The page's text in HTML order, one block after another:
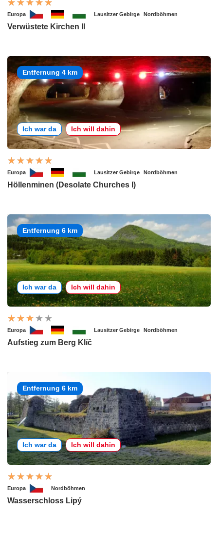
Europa Lausitzer Gebirge Nordböhmen
Verwüstete Kirchen II
Entfernung 4 km
Ich war da Ich will dahin
Europa Lausitzer Gebirge Nordböhmen
Höllenminen (Desolate Churches I)
Entfernung 6 km
Ich war da Ich will dahin
Europa Lausitzer Gebirge Nordböhmen
Aufstieg zum Berg Klíč
Entfernung 6 km
Ich war da Ich will dahin
Europa Nordböhmen
Wasserschloss Lipý